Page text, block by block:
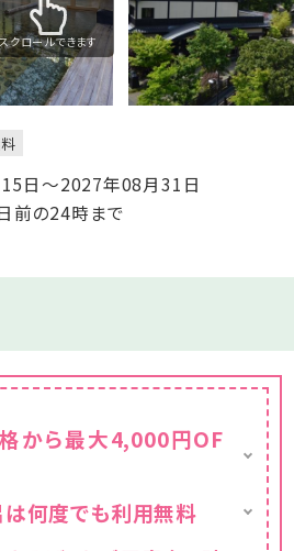
クロールできます
日～2027年08月31日
前の24時まで
から最大4,000円OF
何度でも利用無料